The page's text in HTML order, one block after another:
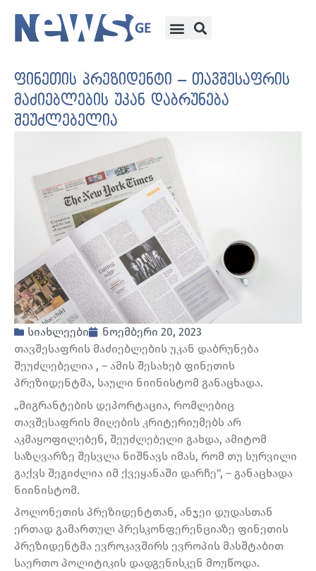
ფინეთის პრეზიდენტი – თავშესაფრის
მაძიებლების უკან დაბრუნება
შეუძლებელია
სიახლეები
ნოემბერი 20, 2023
თავშესაფრის მაძიებლების უკან დაბრუნება
შეუძლებელია , – ამის შესახებ ფინეთის
პრეზიდენტმა, საული ნიინისტომ განაცხადა.
„მიგრანტების დეპორტაცია, რომლებიც
თავშესაფრის მიღების კრიტერიუმებს არ
აკმაყოფილებენ, შეუძლებელი გახდა, ამიტომ
საზღვარზე შესვლა ნიშნავს იმას, რომ თუ სურვილი
გაქვს შეგიძლია იმ ქვეყანაში დარჩე“, – განაცხადა
ნიინისტომ.
პოლონეთის პრეზიდენტთან, ანჯეი დუდასთან
ერთად გამართულ პრესკონფერენციაზე ფინეთის
პრეზიდენტმა ევროკავშირს ევროპის მასშტაბით
საერთო პოლიტიკის დადგენისკენ მოუწოდა.